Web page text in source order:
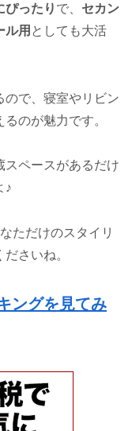
ぴったり で、 セカン
ル用 としても大活
ので、寝室やリビン
のが魅力です。
スペースがあるだけ
♪
ただけのスタイリ
さいね。
ングを見てみ